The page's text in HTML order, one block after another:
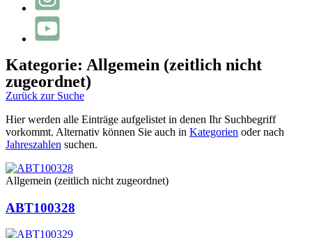
Kategorie: Allgemein (zeitlich nicht
zugeordnet)
Zurück zur Suche
Hier werden alle Einträge aufgelistet in denen Ihr Suchbegriff
vorkommt. Alternativ können Sie auch in Kategorien oder nach
Jahreszahlen suchen.
Allgemein (zeitlich nicht zugeordnet)
ABT100328